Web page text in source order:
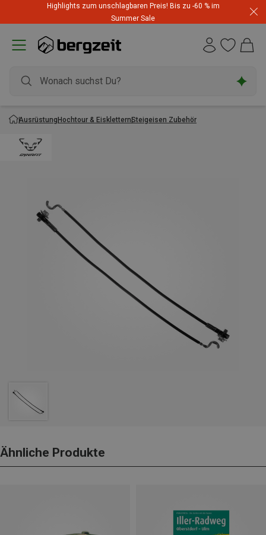
Highlights zum unschlagbaren Preis! Bis zu -60 % im
Summer Sale
AusrüstungHochtour & EiskletternSteigeisen Zubehör
Ähnliche Produkte